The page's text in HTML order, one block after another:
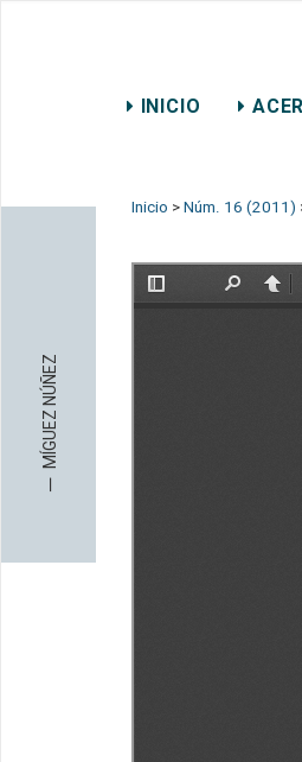
INICIO
─
MÍGUEZ NÚÑEZ
Inicio > Núm. 16 (2011)